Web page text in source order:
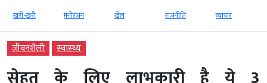
खरी-खरी मनोरंजन खेल राजनीति व्‍यापार
जीवनशैली स्‍वास्‍थ्‍य